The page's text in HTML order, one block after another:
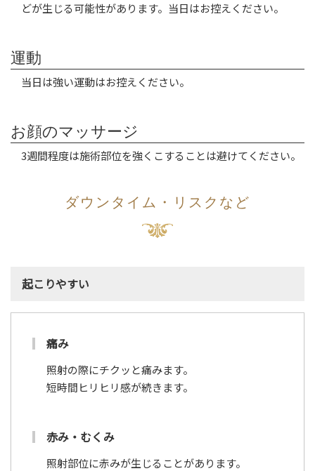
どが生じる可能性があります。当日はお控えください。
運動
当日は強い運動はお控えください。
お顔のマッサージ
3週間程度は施術部位を強くこすることは避けてください。
ダウンタイム・リスクなど
起こりやすい
痛み
照射の際にチクッと痛みます。
短時間ヒリヒリ感が続きます。
赤み・むくみ
照射部位に赤みが生じることがあります。